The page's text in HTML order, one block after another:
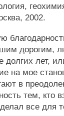
2002.
дорогим,
долгих лет,
на мое
в
тем, кто
все для